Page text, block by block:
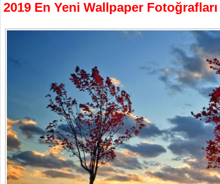
2019 En Yeni Wallpaper Fotoğrafları